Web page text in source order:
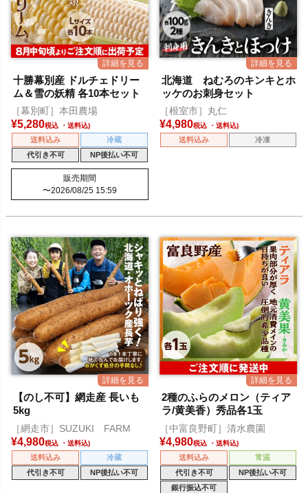
十勝幕別産 ドルチェドリー
ム＆雪の妖精 各10本セット
［幕別町］本田農場
¥5,280税込
送料込み
冷蔵
代引き不可
NP後払い不可
販売期間
〜2026/08/25 15:59
北海道 ねむろのキンキとホ
ッケのお刺身セット
［根室市］丸仁
¥4,980税込
送料込み 冷凍
【のし不可】網走産 長いも
5kg
［網走市］SUZUKI FARM
¥4,980税込
送料込み
冷蔵
代引き不可
NP後払い不可
2種のふらのメロン（ティア
ラ/黄美香）秀品各1玉
［中富良野町］清水農園
¥4,980税込
送料込み
常温
代引き不可
NP後払い不可
銀行振込不可